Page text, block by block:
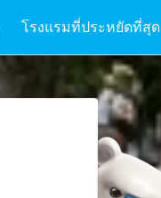
โรงแรมที่ประหยัดที่สุด